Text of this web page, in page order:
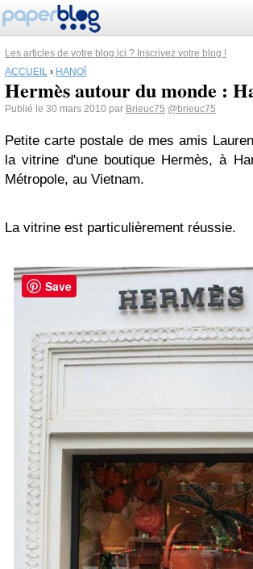
Les articles de votre blog ici ? Inscrivez votre blog !
ACCUEIL › HANOÏ
Hermès autour du monde :
Publié le 30 mars 2010 par Brieuc75 @brieuc75
Petite carte postale de mes amis
la vitrine d'une boutique Hermès, à
Métropole, au Vietnam.
La vitrine est particulièrement réussie.
Save